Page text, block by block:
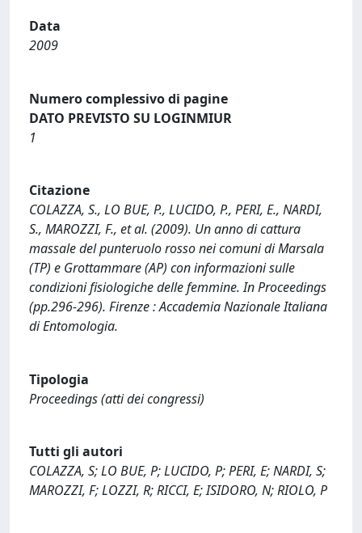
Data
2009
Numero complessivo di pagine
DATO PREVISTO SU LOGINMIUR
1
Citazione
COLAZZA, S., LO BUE, P., LUCIDO, P., PERI, E., NARDI,
S., MAROZZI, F., et al. (2009). Un anno di cattura
massale del punteruolo rosso nei comuni di Marsala
(TP) e Grottammare (AP) con informazioni sulle
condizioni fisiologiche delle femmine. In Proceedings
(pp.296-296). Firenze : Accademia Nazionale Italiana
di Entomologia.
Tipologia
Proceedings (atti dei congressi)
Tutti gli autori
COLAZZA, S; LO BUE, P; LUCIDO, P; PERI, E; NARDI, S;
MAROZZI, F; LOZZI, R; RICCI, E; ISIDORO, N; RIOLO, P